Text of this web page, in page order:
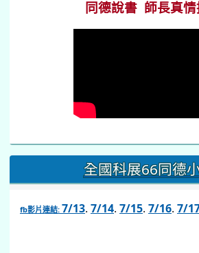
同德說書 師長真
全國科展66同德
fb影片連結: 7/13. 7/14. 7/15. 7/16. 7/